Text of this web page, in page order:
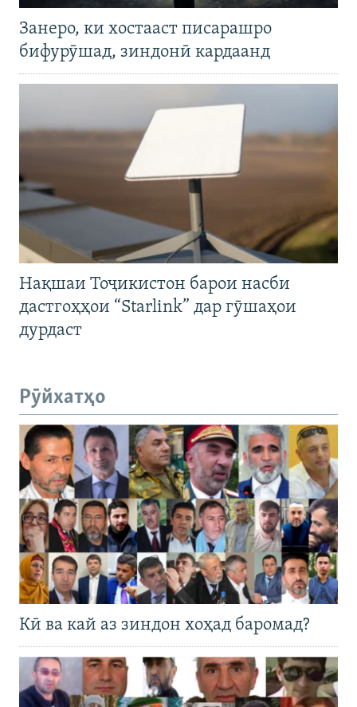
Занеро, ки хостааст писарашро
бифурӯшад, зиндонӣ кардаанд
Нақшаи Тоҷикистон барои насби
дастгоҳҳои “Starlink” дар гӯшаҳои
дурдаст
Рӯйхатҳо
Кӣ ва кай аз зиндон хоҳад баромад?